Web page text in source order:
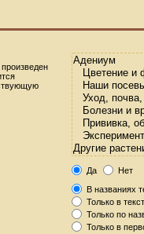
Да
Нет
В названиях
Только в
Только по
Только в